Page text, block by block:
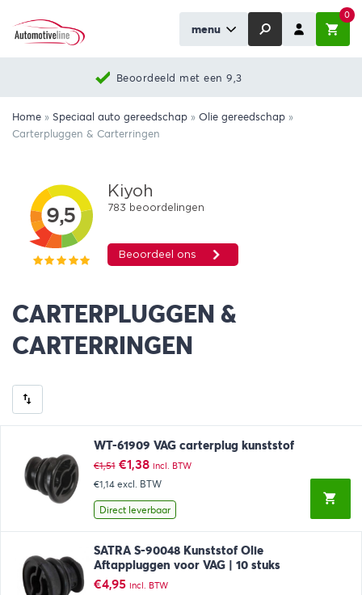
menu
0
Beoordeeld met een 9,3
Home » Speciaal auto gereedschap » Olie gereedschap »
Carterpluggen & Carterringen
CARTERPLUGGEN &
CARTERRINGEN
WT-61909 VAG carterplug kunststof
€1,51 Oorspronkelijke
prijs
was:
€1,51.
€1,38Huidige
prijs
is:
€1,38.
incl. BTW
€1,14 excl. BTW
Direct leverbaar
SATRA S-90048 Kunststof Olie
Aftappluggen voor VAG | 10 stuks
€4,95 incl. BTW